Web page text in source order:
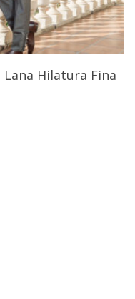
Opciones
Lana Hilatura Fina